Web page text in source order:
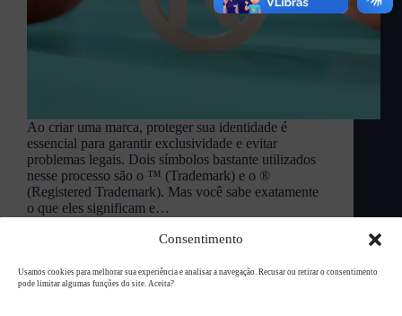
Consentimento
Usamos cookies para melhorar sua experiência e analisar a navegação. Recusar ou retirar o consentimento
pode limitar algumas funções do site. Aceita?
Ao criar uma marca, proteger sua identidade é
essencial para garantir exclusividade e evitar
problemas legais. Dois símbolos bastante utilizados
nesse processo são o ™ (Trademark) e o ®
(Registered Trademark). Mas você sabe exatamente
o que eles significam e…